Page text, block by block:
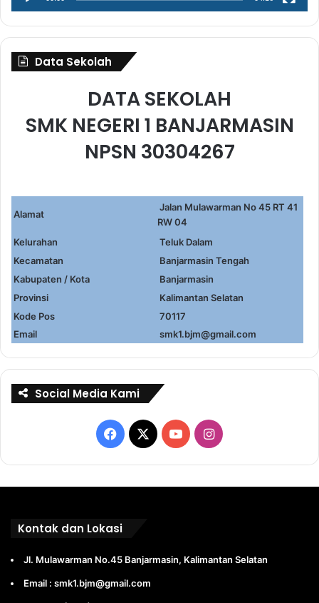
Data Sekolah
DATA SEKOLAH
SMK NEGERI 1 BANJARMASIN
NPSN 30304267
Alamat
Jalan Mulawarman No 45 RT 41
RW 04
Kelurahan
Teluk Dalam
Kecamatan
Banjarmasin Tengah
Kabupaten / Kota
Banjarmasin
Provinsi
Kalimantan Selatan
Kode Pos
70117
Email
smk1.bjm@gmail.com
Social Media Kami
Facebook
X YouTubeInstagram
Kontak dan Lokasi
Jl. Mulawarman No.45 Banjarmasin, Kalimantan Selatan
Email : smk1.bjm@gmail.com